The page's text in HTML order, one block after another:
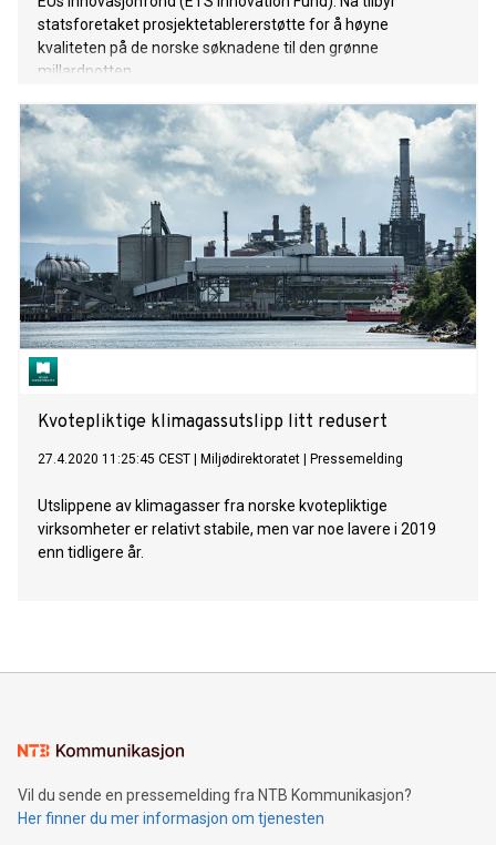
statsforetaket prosjektetablererstøtte for å høyne
kvaliteten på de norske søknadene til den grønne
millardpotten.
Kvotepliktige klimagassutslipp litt redusert
27.4.2020 11:25:45 CEST Miljødirektoratet Pressemelding
Utslippene av klimagasser fra norske kvotepliktige
virksomheter er relativt stabile, men var noe lavere i 2019
enn tidligere år.
Vil du sende en pressemelding fra NTB Kommunikasjon?
Her finner du mer informasjon om tjenesten